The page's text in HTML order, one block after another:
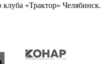
«Трактор» Челябинск.